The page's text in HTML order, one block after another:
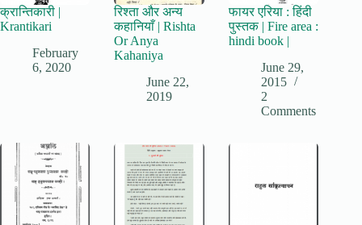
क्रान्तिकारी |
Krantikari
February
6, 2020
रिश्ता और अन्य
कहानियाँ | Rishta
Or Anya
Kahaniya
June 22,
2019
फायर एरिया : हिंदी
पुस्तक | Fire area :
hindi book |
June 29,
2015
2
Comments